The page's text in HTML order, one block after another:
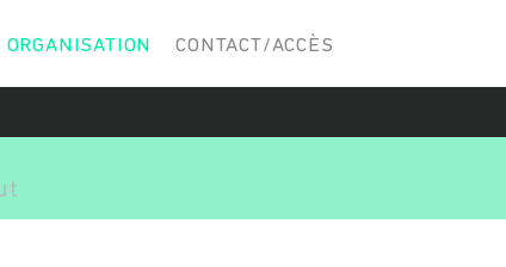
ORGANISATION CONTACT/ACCÈS